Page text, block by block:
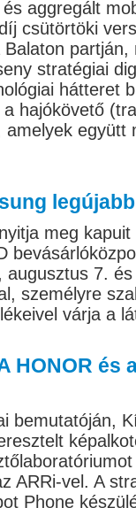
aggregált
csütörtöki
stratégiai
hátteret
hajókövető
együtt
meg
augusztus 7.
személyre
várja a
HONOR és
bemutatóján,
ARRi-vel. A
Phone